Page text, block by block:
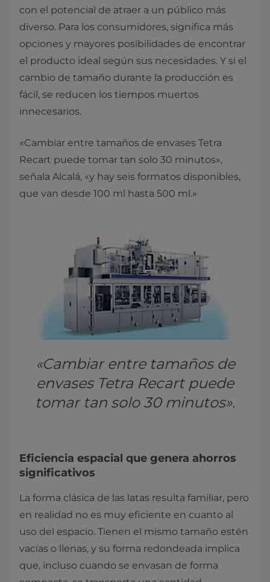
con el potencial de atraer a un público más
diverso. Para los consumidores, significa más
opciones y mayores posibilidades de encontrar
el producto ideal según sus necesidades. Y si el
cambio de tamaño durante la producción es
fácil, se reducen los tiempos muertos
innecesarios.
«Cambiar entre tamaños de envases Tetra
Recart puede tomar tan solo 30 minutos»,
señala Alcalá, «y hay seis formatos disponibles,
que van desde 100 ml hasta 500 ml.»
«Cambiar entre tamaños de
envases Tetra Recart puede
tomar tan solo 30 minutos».
Eficiencia espacial que genera ahorros
significativos
La forma clásica de las latas resulta familiar, pero
en realidad no es muy eficiente en cuanto al
uso del espacio. Tienen el mismo tamaño estén
vacías o llenas, y su forma redondeada implica
que, incluso cuando se envasan de forma